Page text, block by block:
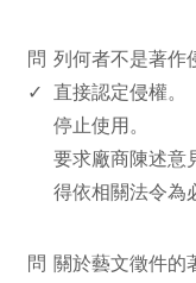
問 列何者不是著作
✓
直接認定侵權。
停止使用。
要求廠商陳述意
得依相關法令為
問 關於藝文徵件的